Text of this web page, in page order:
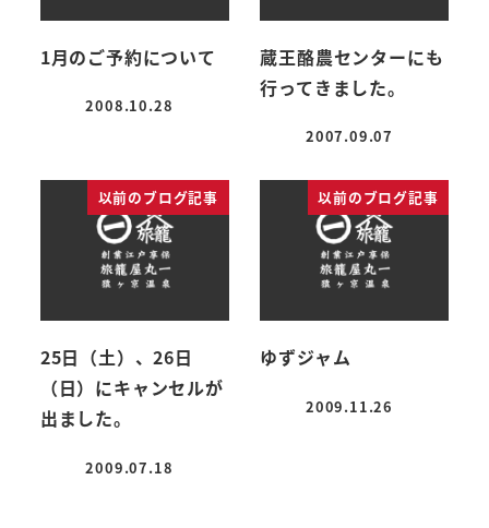
1月のご予約について
投稿日
2008.10.28
蔵王酪農センターにも
行ってきました。
投稿日
2007.09.07
以前のブログ記事
25日（土）、26日
（日）にキャンセルが
出ました。
投稿日
2009.07.18
以前のブログ記事
ゆずジャム
投稿日
2009.11.26